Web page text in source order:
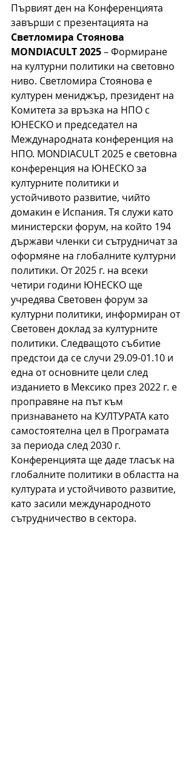
Първият ден на Конференцията
завърши с презентацията на
Светломира Стоянова
MONDIACULT 2025 – Формиране
на културни политики на световно
ниво. Светломира Стоянова е
културен мениджър, президент на
Комитета за връзка на НПО с
ЮНЕСКО и председател на
Международната конференция на
НПО. MONDIACULT 2025 е световна
конференция на ЮНЕСКО за
културните политики и
устойчивото развитие, чийто
домакин е Испания. Тя служи като
министерски форум, на който 194
държави членки си сътрудничат за
оформяне на глобалните културни
политики. От 2025 г. на всеки
четири години ЮНЕСКО ще
учредява Световен форум за
културни политики, информиран от
Световен доклад за културните
политики. Следващото събитие
предстои да се случи 29.09-01.10 и
една от основните цели след
изданието в Мексико през 2022 г. е
проправяне на път към
признаването на КУЛТУРАТА като
самостоятелна цел в Програмата
за периода след 2030 г.
Конференцията ще даде тласък на
глобалните политики в областта на
културата и устойчивото развитие,
като засили международното
сътрудничество в сектора.